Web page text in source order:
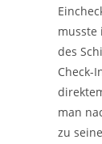
musste
des
Check-
man
zu